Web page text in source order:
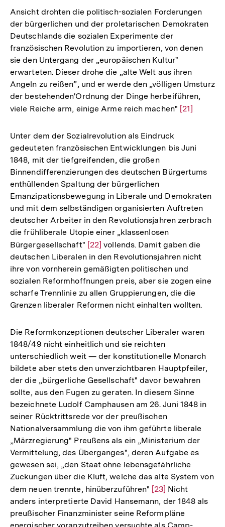
Ansicht drohten die politisch-sozialen Forderungen
der bürgerlichen und der proletarischen Demokraten
Deutschlands die sozialen Experimente der
französischen Revolution zu importieren, von denen
sie den Untergang der „europäischen Kultur"
erwarteten. Dieser drohe die „alte Welt aus ihren
Angeln zu reißen”, und er werde den „völligen Umsturz
der bestehenden'Ordnung der Dinge herbeiführen,
viele Reiche arm, einige Arme reich machen" Zur
Fußnote
[21]
Unter dem der Sozialrevolution als Eindruck
gedeuteten französischen Entwicklungen bis Juni
1848, mit der tiefgreifenden, die großen
Binnendifferenzierungen des deutschen Bürgertums
enthüllenden Spaltung der bürgerlichen
Emanzipationsbewegung in Liberale und Demokraten
und mit dem selbständigen organisierten Auftreten
deutscher Arbeiter in den Revolutionsjahren zerbrach
die frühliberale Utopie einer „klassenlosen
Bürgergesellschaft" Zur
Auflösung
der
Fußnote
[22] vollends. Damit gaben die
deutschen Liberalen in den Revolutionsjahren nicht
ihre von vornherein gemäßigten politischen und
sozialen Reformhoffnungen preis, aber sie zogen eine
scharfe Trennlinie zu allen Gruppierungen, die die
Grenzen liberaler Reformen nicht einhalten wollten.
Die Reformkonzeptionen deutscher Liberaler waren
1848/49 nicht einheitlich und sie reichten
unterschiedlich weit — der konstitutionelle Monarch
bildete aber stets den unverzichtbaren Hauptpfeiler,
der die „bürgerliche Gesellschaft" davor bewahren
sollte, aus den Fugen zu geraten. In diesem Sinne
bezeichnete Ludolf Camphausen am 26. Juni 1848 in
seiner Rücktrittsrede vor der preußischen
Nationalversammlung die von ihm geführte liberale
„Märzregierung" Preußens als ein „Ministerium der
Vermittelung, des Überganges", deren Aufgabe es
gewesen sei, „den Staat ohne lebensgefährliche
Zuckungen über die Kluft, welche das alte System von
dem neuen trennte, hinüberzuführen" Zur
Auflösung
der
[23] Nicht
anders interpretierte David Hansemann, der 1848 als
preußischer Finanzminister seine Reformpläne
energischer voranzutreiben versuchte als Camp-